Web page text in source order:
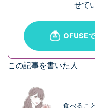
せて
この記事を書いた人
食べるこ